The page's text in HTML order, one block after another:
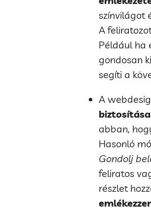
színvilágot
A
Például ha
gondosan
segíti a
A
biztosítása
abban,
Hasonló
Gondolj
feliratos
részlet